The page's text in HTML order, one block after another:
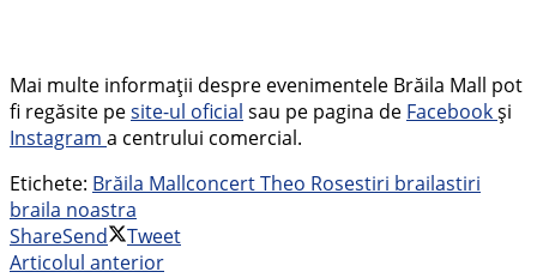
Mai multe informații despre evenimentele Brăila Mall pot
fi regăsite pesite-ul oficial sau pe pagina de Facebookși
Instagram a centrului comercial.
Etichete: Brăila Mallconcert Theo Rosestiri brailastiri
braila noastra
ShareSend
Tweet
Articolul anterior